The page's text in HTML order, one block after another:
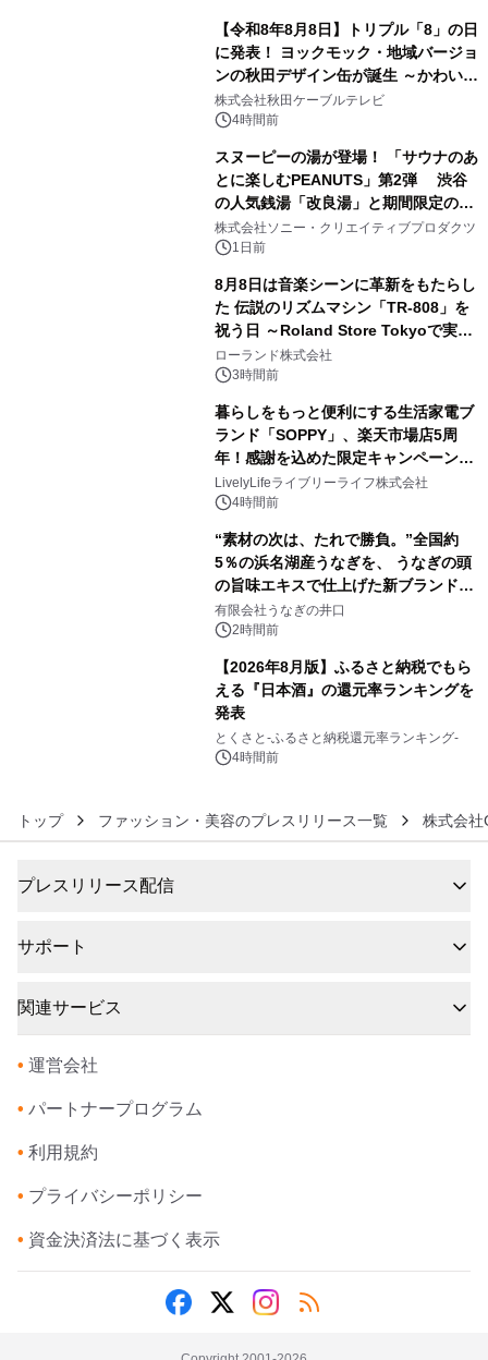
【令和8年8月8日】トリプル「8」の日
に発表！ ヨックモック・地域バージョ
ンの秋田デザイン缶が誕生 ～かわいい
秋田犬の子犬と秋田の四季と名所を巡
るパッケージ～ 9月1日(火)秋田県内で
株式会社秋田ケーブルテレビ
4時間前
スヌーピーの湯が登場！ 「サウナのあ
とに楽しむPEANUTS」第2弾 渋谷
の人気銭湯「改良湯」と期間限定のコ
ラボレーション サウナイキタイコラ
ボグッズも発売決定！
株式会社ソニー・クリエイティブプロダクツ
1日前
8月8日は音楽シーンに革新をもたらし
た 伝説のリズムマシン「TR-808」を
祝う日 ～Roland Store Tokyoで実機
を展示しての 記念キャンペーンを開
催 英国ラジオ「NTS」の 特別プログ
アーティストを フィーチャーしたアニ
メーションを公開～
ローランド株式会社
3時間前
暮らしをもっと便利にする生活家電ブ
ランド「SOPPY」、楽天市場店5周
年！感謝を込めた限定キャンペーンを
8月10日より開催
LivelyLifeライブリーライフ株式会社
4時間前
“素材の次は、たれで勝負。”全国約
5％の浜名湖産うなぎを、 うなぎの頭
の旨味エキスで仕上げた新ブランド
「井口の誉」誕生
有限会社うなぎの井口
2時間前
【2026年8月版】ふるさと納税でもら
える『日本酒』の還元率ランキングを
発表
とくさと-ふるさと納税還元率ランキング-
4時間前
トップ ファッション・美容のプレスリリース一覧 株式会社
プレスリリース配信
サポート
関連サービス
• 運営会社
• パートナープログラム
• 利用規約
• プライバシーポリシー
• 資金決済法に基づく表示